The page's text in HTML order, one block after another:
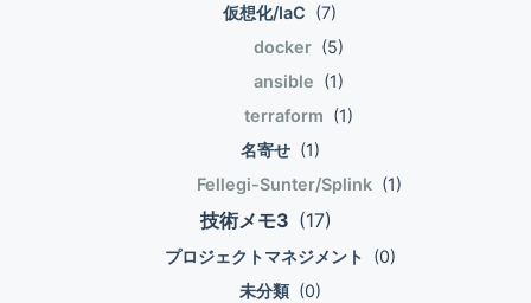
仮想化/IaC (7)
docker (5)
ansible (1)
terraform (1)
名寄せ (1)
Fellegi-Sunter/Splink (1)
技術メモ3 (17)
プロジェクトマネジメント
(0)
未分類 (0)